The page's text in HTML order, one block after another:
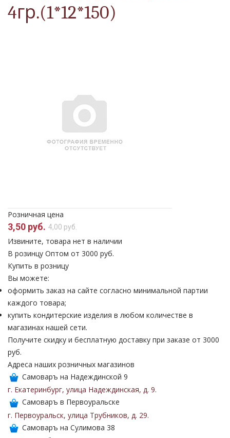
4гр.(1*12*150)
Розничная цена
3,50 руб. 4,00 руб.
Извините, товара нет в наличии
В розинцу Оптом от 3000 руб.
Купить в розницу
Вы можете:
оформить заказ на сайте согласно минимальной партии
каждого товара;
купить кондитерские изделия в любом количестве в
магазинах нашей сети.
Получите скидку и бесплатную доставку при заказе от 3000
руб.
Адреса наших розничных магазинов
Самоваръ на Надеждинской 9
г. Екатеринбург, улица Надеждинская, д. 9.
Самоваръ в Первоуральске
г. Первоуральск, улица Трубников, д. 29.
Самоваръ на Сулимова 38